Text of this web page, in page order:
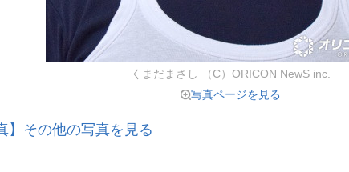
くまだまさし （C）ORICON NewS inc.
写真ページを見る
】その他の写真を見る